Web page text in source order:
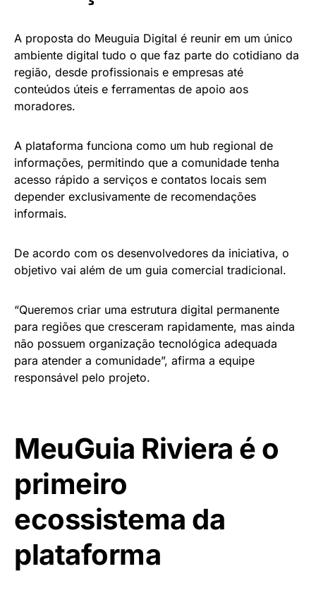
A proposta do Meuguia Digital é reunir em um único
ambiente digital tudo o que faz parte do cotidiano da
região, desde profissionais e empresas até
conteúdos úteis e ferramentas de apoio aos
moradores.
A plataforma funciona como um hub regional de
informações, permitindo que a comunidade tenha
acesso rápido a serviços e contatos locais sem
depender exclusivamente de recomendações
informais.
De acordo com os desenvolvedores da iniciativa, o
objetivo vai além de um guia comercial tradicional.
“Queremos criar uma estrutura digital permanente
para regiões que cresceram rapidamente, mas ainda
não possuem organização tecnológica adequada
para atender a comunidade”, afirma a equipe
responsável pelo projeto.
MeuGuia Riviera é o
primeiro
ecossistema da
plataforma